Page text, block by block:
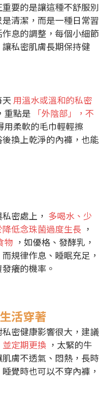
要的是讓這種不舒服別
清潔，而是一種日常習
息的調整，每個小細節
私密肌膚長期保持健
用溫水或溫和的私密
重點是
「外陰部」，不
用柔軟的毛巾輕輕擦
換上乾淨的內褲，也能
密處上， 多喝水、少
低念珠菌過度生長 ，
物 ，如優格、發酵乳，
規律作息、睡眠充足，
癢的機率。
活穿著
密健康影響很大，建議
定期更換 ，太緊的牛
膚不透氣、悶熱，長時
覺時也可以不穿內褲，